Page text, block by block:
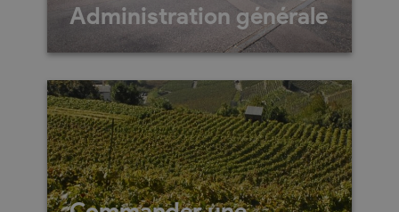
Administration générale
Chemin Neuf 9 1955
lundi au vendredi de 08h à
12h